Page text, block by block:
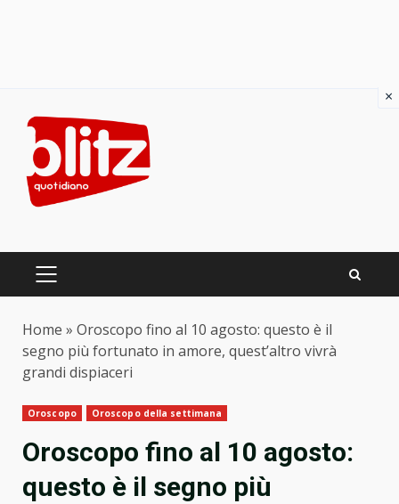
content
PRIMARY
Home » Oroscopo fino al 10 agosto: questo è il
segno più fortunato in amore, quest’altro vivrà
grandi dispiaceri
Oroscopo Oroscopo della settimana
Oroscopo fino al 10 agosto:
questo è il segno più
×